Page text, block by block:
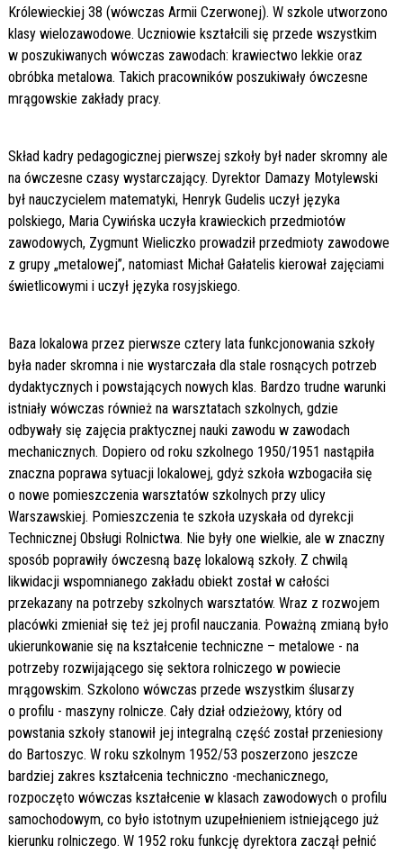
Królewieckiej 38 (wówczas Armii Czerwonej). W szkole utworzono
klasy wielozawodowe. Uczniowie kształcili się przede wszystkim
w poszukiwanych wówczas zawodach: krawiectwo lekkie oraz
obróbka metalowa. Takich pracowników poszukiwały ówczesne
mrągowskie zakłady pracy.
Skład kadry pedagogicznej pierwszej szkoły był nader skromny ale
na ówczesne czasy wystarczający. Dyrektor Damazy Motylewski
był nauczycielem matematyki, Henryk Gudelis uczył języka
polskiego, Maria Cywińska uczyła krawieckich przedmiotów
zawodowych, Zygmunt Wieliczko prowadził przedmioty zawodowe
z grupy „metalowej”, natomiast Michał Gałatelis kierował zajęciami
świetlicowymi i uczył języka rosyjskiego.
Baza lokalowa przez pierwsze cztery lata funkcjonowania szkoły
była nader skromna i nie wystarczała dla stale rosnących potrzeb
dydaktycznych i powstających nowych klas. Bardzo trudne warunki
istniały wówczas również na warsztatach szkolnych, gdzie
odbywały się zajęcia praktycznej nauki zawodu w zawodach
mechanicznych. Dopiero od roku szkolnego 1950/1951 nastąpiła
znaczna poprawa sytuacji lokalowej, gdyż szkoła wzbogaciła się
o nowe pomieszczenia warsztatów szkolnych przy ulicy
Warszawskiej. Pomieszczenia te szkoła uzyskała od dyrekcji
Technicznej Obsługi Rolnictwa. Nie były one wielkie, ale w znaczny
sposób poprawiły ówczesną bazę lokalową szkoły. Z chwilą
likwidacji wspomnianego zakładu obiekt został w całości
przekazany na potrzeby szkolnych warsztatów. Wraz z rozwojem
placówki zmieniał się też jej profil nauczania. Poważną zmianą było
ukierunkowanie się na kształcenie techniczne – metalowe - na
potrzeby rozwijającego się sektora rolniczego w powiecie
mrągowskim. Szkolono wówczas przede wszystkim ślusarzy
o profilu - maszyny rolnicze. Cały dział odzieżowy, który od
powstania szkoły stanowił jej integralną część został przeniesiony
do Bartoszyc. W roku szkolnym 1952/53 poszerzono jeszcze
bardziej zakres kształcenia techniczno -mechanicznego,
rozpoczęto wówczas kształcenie w klasach zawodowych o profilu
samochodowym, co było istotnym uzupełnieniem istniejącego już
kierunku rolniczego. W 1952 roku funkcję dyrektora zaczął pełnić